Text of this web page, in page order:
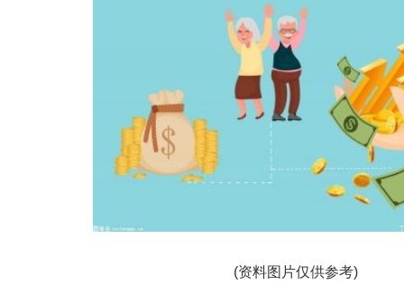
(资料图片仅供参考)